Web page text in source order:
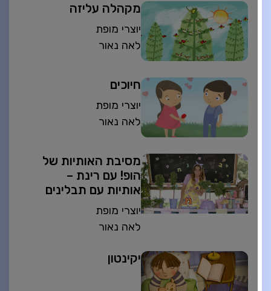
מקהלה עליזה
יוצרי מופת
לאה נאור
חיוכים
יוצרי מופת
לאה נאור
מסיבת האותיות של
הופ! עם רינת –
אותיות עם תבלינים
יוצרי מופת
לאה נאור
יקינטון